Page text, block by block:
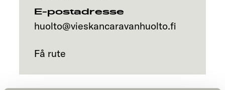
E-postadresse
huolto@vieskancaravanhuolto.fi
Få rute